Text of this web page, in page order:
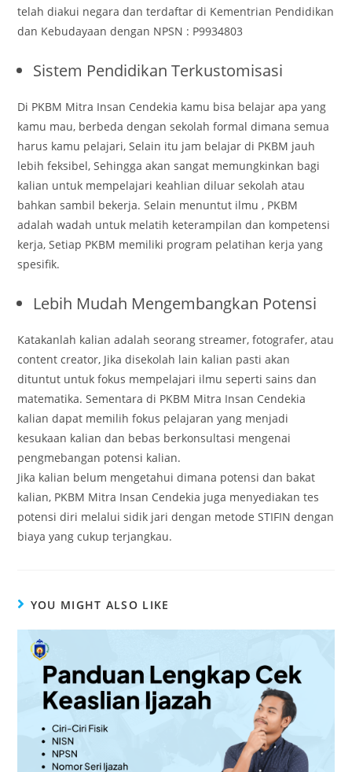
telah diakui negara dan terdaftar di Kementrian Pendidikan
dan Kebudayaan dengan NPSN : P9934803
Sistem Pendidikan Terkustomisasi
Di PKBM Mitra Insan Cendekia kamu bisa belajar apa yang
kamu mau, berbeda dengan sekolah formal dimana semua
harus kamu pelajari, Selain itu jam belajar di PKBM jauh
lebih feksibel, Sehingga akan sangat memungkinkan bagi
kalian untuk mempelajari keahlian diluar sekolah atau
bahkan sambil bekerja. Selain menuntut ilmu , PKBM
adalah wadah untuk melatih keterampilan dan kompetensi
kerja, Setiap PKBM memiliki program pelatihan kerja yang
spesifik.
Lebih Mudah Mengembangkan Potensi
Katakanlah kalian adalah seorang streamer, fotografer, atau
content creator, Jika disekolah lain kalian pasti akan
dituntut untuk fokus mempelajari ilmu seperti sains dan
matematika. Sementara di PKBM Mitra Insan Cendekia
kalian dapat memilih fokus pelajaran yang menjadi
kesukaan kalian dan bebas berkonsultasi mengenai
pengmebangan potensi kalian.
Jika kalian belum mengetahui dimana potensi dan bakat
kalian, PKBM Mitra Insan Cendekia juga menyediakan tes
potensi diri melalui sidik jari dengan metode STIFIN dengan
biaya yang cukup terjangkau.
YOU MIGHT ALSO LIKE